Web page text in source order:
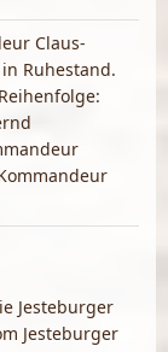
Claus-
Ruhestand.
Jesteburger
Jesteburger